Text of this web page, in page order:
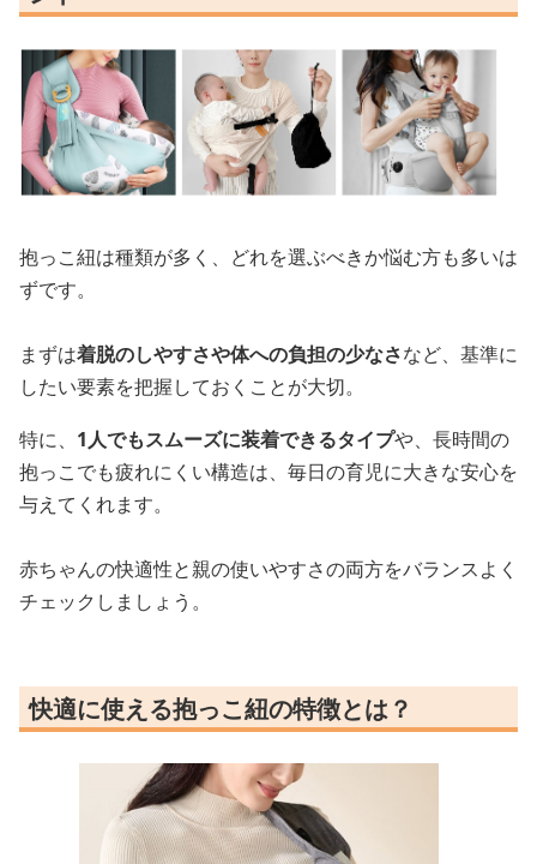
抱っこ紐は種類が多く、どれを選ぶべきか悩む方も多いは
ずです。
まずは着脱のしやすさや体への負担の少なさなど、基準に
したい要素を把握しておくことが大切。
特に、 1人でもスムーズに装着できるタイプや、長時間の
抱っこでも疲れにくい構造は、毎日の育児に大きな安心を
与えてくれます。
赤ちゃんの快適性と親の使いやすさの両方をバランスよく
チェックしましょう。
快適に使える抱っこ紐の特徴とは？